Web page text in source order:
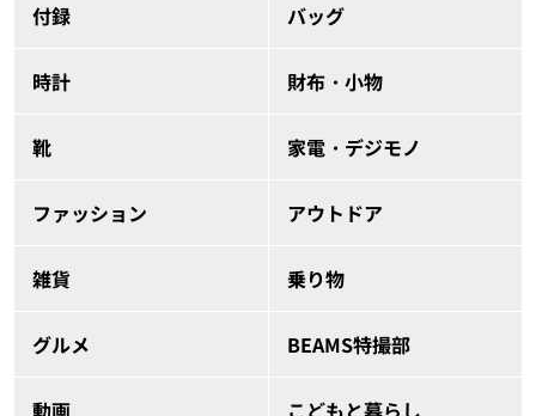
付録 バッグ
時計 財布・小物
靴 家電・デジモノ
ファッション アウトドア
雑貨 乗り物
グルメ BEAMS特撮部